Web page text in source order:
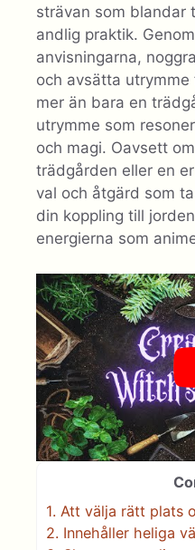
strävan som blandar
andlig praktik.
anvisningarna,
och avsätta
mer än bara en
utrymme som
och magi. Oavsett
trädgården eller en
val och åtgärd som
din koppling till
energierna som
1. Att välja rätt plats
2. Innehåller heliga